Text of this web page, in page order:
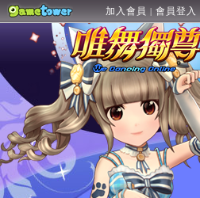
加入會員 | 會員登入